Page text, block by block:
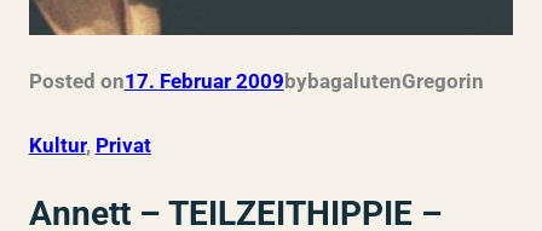
Posted on17. Februar 2009bybagalutenGregorin
Kultur, Privat
Annett – TEILZEITHIPPIE –